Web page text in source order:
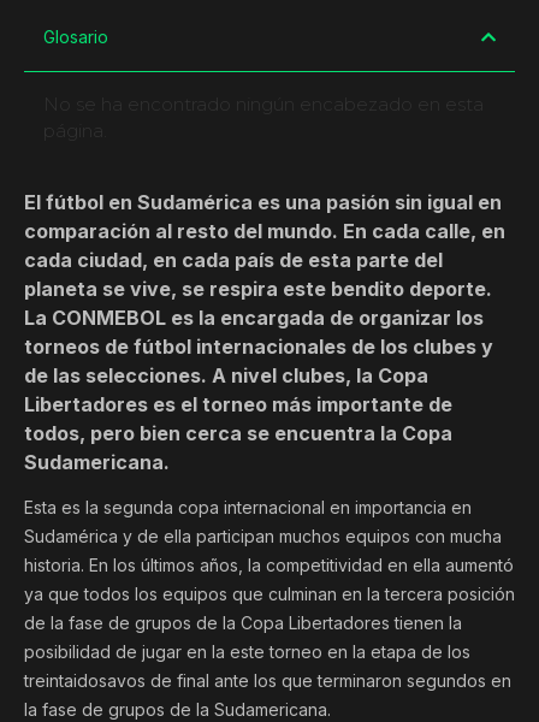
Glosario
No se ha encontrado ningún encabezado en esta
página.
El fútbol en Sudamérica es una pasión sin igual en
comparación al resto del mundo. En cada calle, en
cada ciudad, en cada país de esta parte del
planeta se vive, se respira este bendito deporte.
La CONMEBOL es la encargada de organizar los
torneos de fútbol internacionales de los clubes y
de las selecciones. A nivel clubes, la Copa
Libertadores es el torneo más importante de
todos, pero bien cerca se encuentra la Copa
Sudamericana.
Esta es la segunda copa internacional en importancia en
Sudamérica y de ella participan muchos equipos con mucha
historia. En los últimos años, la competitividad en ella aumentó
ya que todos los equipos que culminan en la tercera posición
de la fase de grupos de la Copa Libertadores tienen la
posibilidad de jugar en la este torneo en la etapa de los
treintaidosavos de final ante los que terminaron segundos en
la fase de grupos de la Sudamericana.